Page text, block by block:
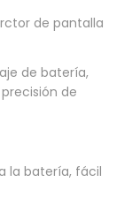
de pantalla
de batería,
de
la batería, fácil